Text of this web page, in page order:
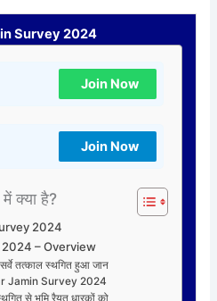
Survey 2024
Join Now
Join Now
क्या है?
2024
2024 – Overview
सर्वे तत्काल स्थगित हुआ जान
Jamin Survey 2024
से भूमि रैयत धारकों को